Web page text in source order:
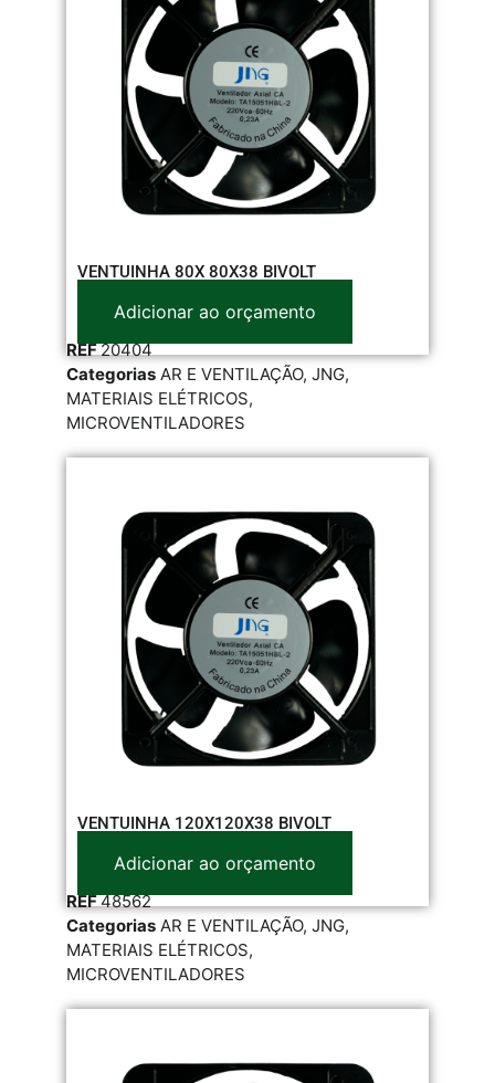
VENTUINHA 80X 80X38 BIVOLT
Adicionar ao orçamento
REF20404
Categorias AR E VENTILAÇÃO, JNG,
MATERIAIS ELÉTRICOS,
MICROVENTILADORES
VENTUINHA 120X120X38 BIVOLT
Adicionar ao orçamento
REF48562
Categorias AR E VENTILAÇÃO, JNG,
MATERIAIS ELÉTRICOS,
MICROVENTILADORES